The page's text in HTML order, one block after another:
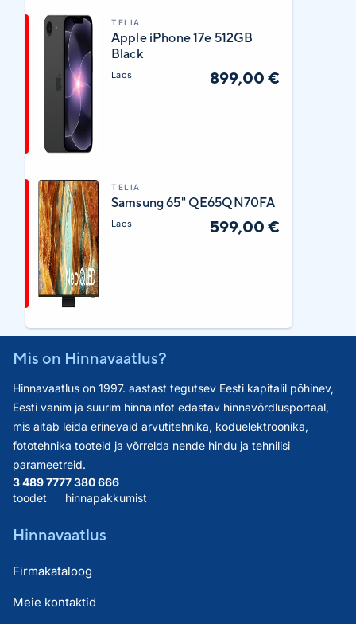
TELIA
Apple iPhone 17e 512GB
Black
Laos 899,00 €
TELIA
Samsung 65" QE65QN70FA
Laos 599,00 €
Mis on Hinnavaatlus?
Hinnavaatlus on 1997. aastast tegutsev Eesti kapitalil põhinev,
Eesti vanim ja suurim hinnainfot edastav hinnavõrdlusportaal,
mis aitab leida erinevaid arvutitehnika, koduelektroonika,
fototehnika tooteid ja võrrelda nende hindu ja tehnilisi
parameetreid.
3 489 777
toodet
7 380 666
hinnapakkumist
Hinnavaatlus
Firmakataloog
Meie kontaktid